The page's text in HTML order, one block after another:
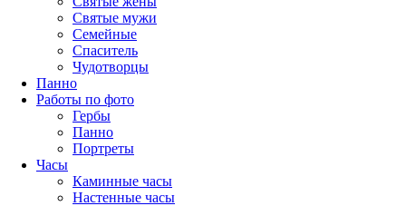
Святые мужи
Семейные
Спаситель
Чудотворцы
Панно
Работы по фото
Гербы
Панно
Портреты
Часы
Каминные часы
Настенные часы